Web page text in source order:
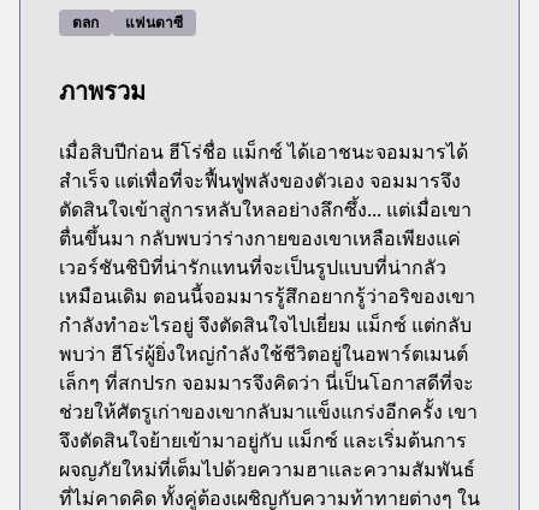
ตลก แฟนตาซี
ภาพรวม
เมื่อสิบปีก่อน ฮีโร่ชื่อ แม็กซ์ ได้เอาชนะจอมมารได้
สำเร็จ แต่เพื่อที่จะฟื้นฟูพลังของตัวเอง จอมมารจึง
ตัดสินใจเข้าสู่การหลับใหลอย่างลึกซึ้ง... แต่เมื่อเขา
ตื่นขึ้นมา กลับพบว่าร่างกายของเขาเหลือเพียงแค่
เวอร์ชันชิบิที่น่ารักแทนที่จะเป็นรูปแบบที่น่ากลัว
เหมือนเดิม ตอนนี้จอมมารรู้สึกอยากรู้ว่าอริของเขา
กำลังทำอะไรอยู่ จึงตัดสินใจไปเยี่ยม แม็กซ์ แต่กลับ
พบว่า ฮีโร่ผู้ยิ่งใหญ่กำลังใช้ชีวิตอยู่ในอพาร์ตเมนต์
เล็กๆ ที่สกปรก จอมมารจึงคิดว่า นี่เป็นโอกาสดีที่จะ
ช่วยให้ศัตรูเก่าของเขากลับมาแข็งแกร่งอีกครั้ง เขา
จึงตัดสินใจย้ายเข้ามาอยู่กับ แม็กซ์ และเริ่มต้นการ
ผจญภัยใหม่ที่เต็มไปด้วยความฮาและความสัมพันธ์
ที่ไม่คาดคิด ทั้งคู่ต้องเผชิญกับความท้าทายต่างๆ ใน